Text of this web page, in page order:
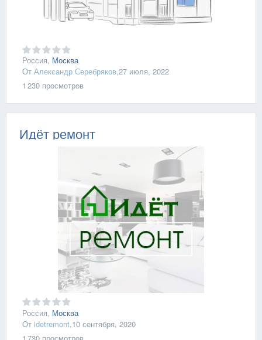
Россия, Москва
От Александр Серебряков,27 июля, 2022
1 230 просмотров
Идёт ремонт
Россия, Москва
От idetremont,10 сентября, 2020
1 730 просмотров